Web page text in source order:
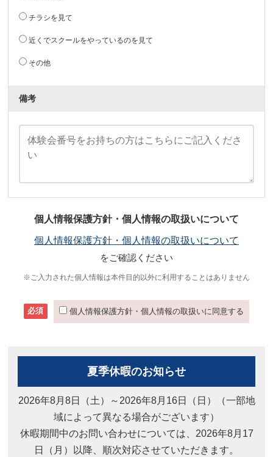
チラシを見て
近くでスクールをやっているのを見て
その他
備考
個人情報保護方針・個人情報の取扱いについて
個人情報保護方針・個人情報の取扱いについて
をご確認ください
※ご入力された個人情報は本件目的以外に利用することはありません
必須 個人情報保護方針・個人情報の取扱いに同意する
夏季休暇のお知らせ
2026年8月8日（土）～2026年8月16日（日）（一部地
域によって異なる場合がございます）
休暇期間中のお問い合わせについては、2026年8月17
日（月）以降、順次対応させていただきます。